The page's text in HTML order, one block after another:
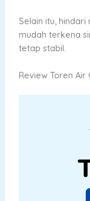
Selain itu,
mudah terkena
tetap stabil.
Review Toren Air